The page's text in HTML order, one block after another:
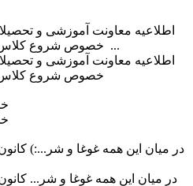
اطلاعیه معاونت آموزشی و
خصوص شروع کلاس های حضوری تحصیلات تکمیلی ...
اطلاعیه معاونت آموزشی و
در میان این همه غوغا و شر...:)
در میان این همه غوغا و شر...